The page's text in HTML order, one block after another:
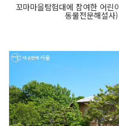
꼬마마을탐험대에 참여한 어
동물전문해설